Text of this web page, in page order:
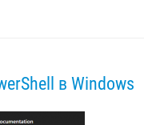
в Windows